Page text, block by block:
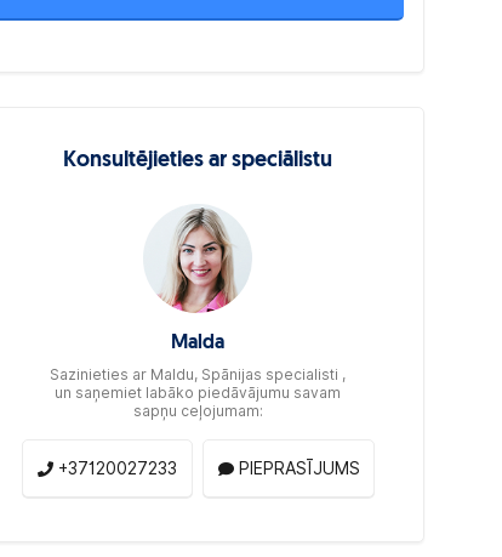
Konsultējieties ar speciālistu
Malda
Sazinieties ar Maldu, Spānijas specialisti ,
un saņemiet labāko piedāvājumu savam
sapņu ceļojumam:
+37120027233 PIEPRASĪJUMS